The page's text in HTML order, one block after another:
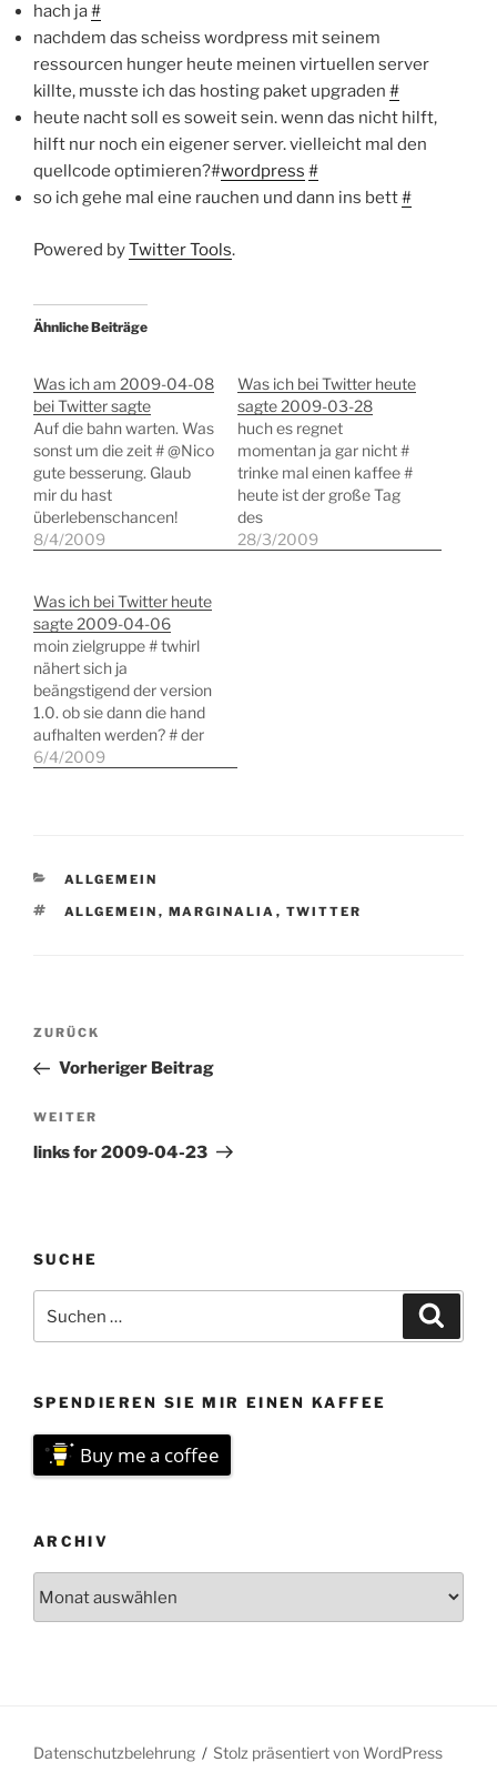
hach ja#
nachdem das scheiss wordpress mit seinem
ressourcen hunger heute meinen virtuellen server
killte, musste ich das hosting paket upgraden #
heute nacht soll es soweit sein. wenn das nicht hilft,
hilft nur noch ein eigener server. vielleicht mal den
quellcode optimieren?#wordpress #
so ich gehe mal eine rauchen und dann ins bett#
Powered byTwitter Tools.
Ähnliche Beiträge
Was ich am 2009-04-08
bei Twitter sagte
Auf die bahn warten. Was
sonst um die zeit # @Nico
gute besserung. Glaub
mir du hast
überlebenschancen!
1aerfahrungenmitdemsc
unter windows blogdesk.
eines der besten
programme # @laTuya
für linux gibt es diverse
kommen aber alle noch
nicht ran. eine idee…
8/4/2009
Was ich bei Twitter heute
sagte 2009-03-28
huch es regnet
momentan ja gar nicht #
trinke mal einen kaffee #
heute ist der große Tag
des
Kindergeburtstags..mit
28/3/2009
Was ich bei Twitter heute
sagte 2009-04-06
moin zielgruppe # twhirl
nähert sich ja
beängstigend der version
1.0. ob sie dann die hand
aufhalten werden? # der
amazon mp3 shop ist
thema firefox als
recherchewerkzeug…
6/4/2009
KATEGORIEN
ALLGEMEIN
SCHLAGWÖRTER
ALLGEMEIN , MARGINALIA , TWITTER
Beitragsnavigation
Vorheriger
Beitrag
ZURÜCK
Vorheriger Beitrag
Nächster
Beitrag
WEITER
links for 2009-04-23
SUCHE
nach:
SPENDIEREN SIE MIR EINEN KAFFEE
Buy me a coffee
ARCHIV
Datenschutzbelehrung Stolz präsentiert von WordPress